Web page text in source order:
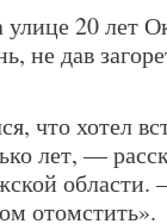
20 лет
не дав
что хотел
лет, —
области.
отомстить».